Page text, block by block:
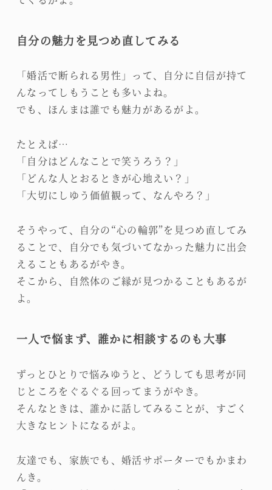
自分の魅力を見つめ直してみる
「婚活で断られる男性」って、自分に自信が持て
んなってしもうことも多いよね。
でも、ほんまは誰でも魅力があるがよ。
たとえば…
「自分はどんなことで笑うろう？」
「どんな人とおるときが心地えい？」
「大切にしゆう価値観って、なんやろ？」
そうやって、自分の“心の輪郭”を見つめ直してみ
ることで、自分でも気づいてなかった魅力に出会
えることもあるがやき。
そこから、自然体のご縁が見つかることもあるが
よ。
一人で悩まず、誰かに相談するのも大事
ずっとひとりで悩みゆうと、どうしても思考が同
じところをぐるぐる回ってまうがやき。
そんなときは、誰かに話してみることが、すごく
大きなヒントになるがよ。
友達でも、家族でも、婚活サポーターでもかまわ
んき。